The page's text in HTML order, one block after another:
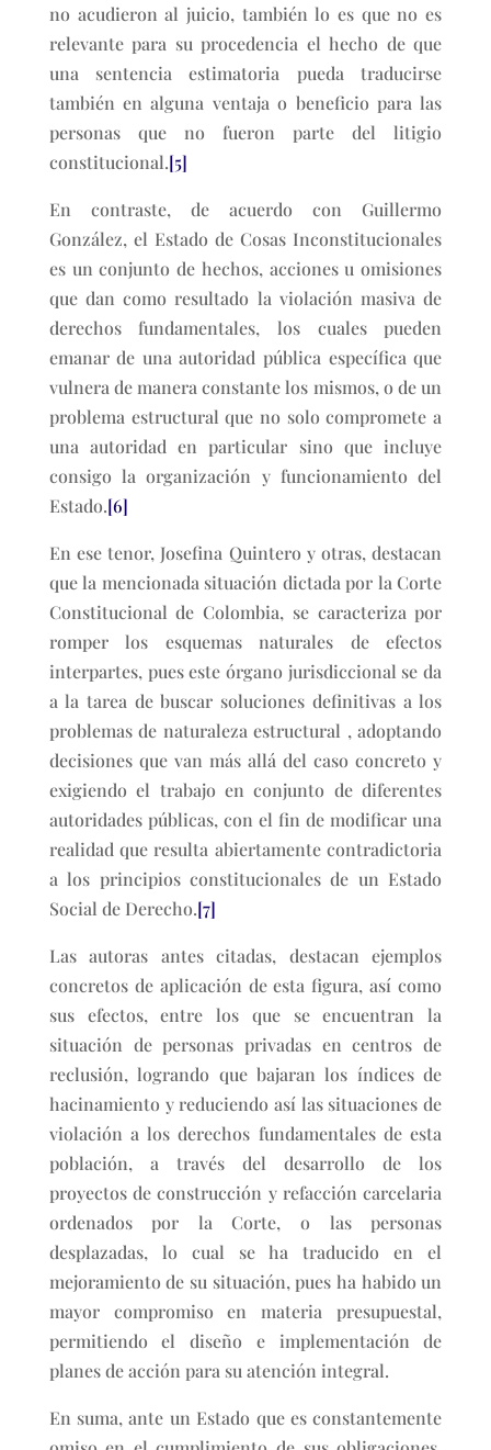
no acudieron al juicio, también lo es que no es
relevante para su procedencia el hecho de que
una sentencia estimatoria pueda traducirse
también en alguna ventaja o beneficio para las
personas que no fueron parte del litigio
constitucional.[5]
En contraste, de acuerdo con Guillermo
González, el Estado de Cosas Inconstitucionales
es un conjunto de hechos, acciones u omisiones
que dan como resultado la violación masiva de
derechos fundamentales, los cuales pueden
emanar de una autoridad pública específica que
vulnera de manera constante los mismos, o de un
problema estructural que no solo compromete a
una autoridad en particular sino que incluye
consigo la organización y funcionamiento del
Estado.[6]
En ese tenor, Josefina Quintero y otras, destacan
que la mencionada situación dictada por la Corte
Constitucional de Colombia, se caracteriza por
romper los esquemas naturales de efectos
interpartes, pues este órgano jurisdiccional se da
a la tarea de buscar soluciones definitivas a los
problemas de naturaleza estructural , adoptando
decisiones que van más allá del caso concreto y
exigiendo el trabajo en conjunto de diferentes
autoridades públicas, con el fin de modificar una
realidad que resulta abiertamente contradictoria
a los principios constitucionales de un Estado
Social de Derecho.[7]
Las autoras antes citadas, destacan ejemplos
concretos de aplicación de esta figura, así como
sus efectos, entre los que se encuentran la
situación de personas privadas en centros de
reclusión, logrando que bajaran los índices de
hacinamiento y reduciendo así las situaciones de
violación a los derechos fundamentales de esta
población, a través del desarrollo de los
proyectos de construcción y refacción carcelaria
ordenados por la Corte, o las personas
desplazadas, lo cual se ha traducido en el
mejoramiento de su situación, pues ha habido un
mayor compromiso en materia presupuestal,
permitiendo el diseño e implementación de
planes de acción para su atención integral.
En suma, ante un Estado que es constantemente